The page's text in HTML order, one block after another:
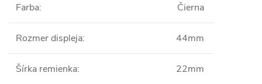
Farba: Čierna
Rozmer displeja: 44mm
Šírka remienka: 22mm